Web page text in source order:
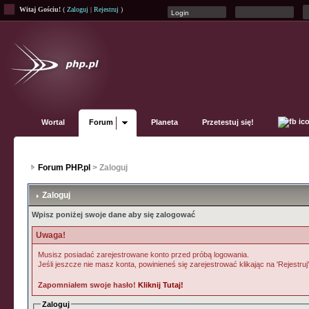
Witaj Gościu! ( Zaloguj | Rejestruj )
Wortal Forum Planeta Przetestuj się!
Forum PHP.pl > Zaloguj
Zaloguj
Wpisz poniżej swoje dane aby się zalogować
Uwaga!
Musisz posiadać zarejestrowane konto przed próbą logowania.
Jeśli jeszcze nie masz konta, powinieneś się zarejestrować klikając na 'Rejestruj'
Zapomniałem swoje hasło!Kliknij Tutaj!
Zaloguj